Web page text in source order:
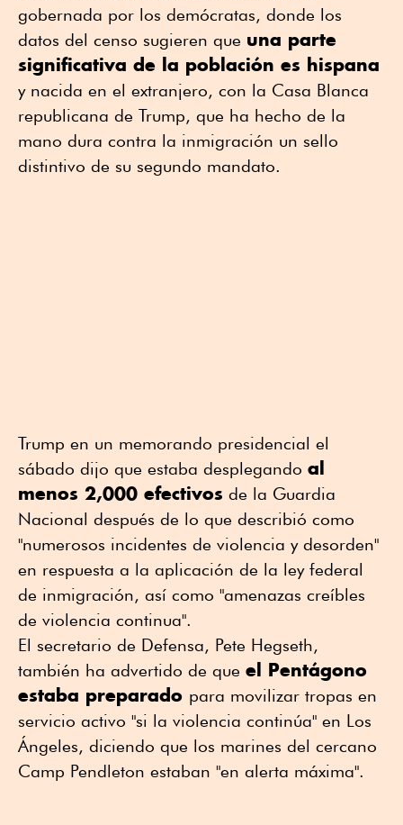
gobernada por los demócratas, donde los
datos del censo sugieren que una parte
significativa de la población es hispana
y nacida en el extranjero, con la Casa Blanca
republicana de Trump, que ha hecho de la
mano dura contra la inmigración un sello
distintivo de su segundo mandato.
Trump en un memorando presidencial el
sábado dijo que estaba desplegando al
menos 2,000 efectivos de la Guardia
Nacional después de lo que describió como
"numerosos incidentes de violencia y desorden"
en respuesta a la aplicación de la ley federal
de inmigración, así como "amenazas creíbles
de violencia continua".
El secretario de Defensa, Pete Hegseth,
también ha advertido de que el Pentágono
estaba preparado para movilizar tropas en
servicio activo "si la violencia continúa" en Los
Ángeles, diciendo que los marines del cercano
Camp Pendleton estaban "en alerta máxima".